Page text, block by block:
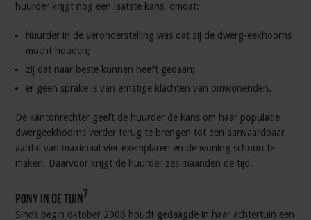
huurder krijgt nog een laatste kans, omdat:
huurder in de veronderstelling was dat zij de dwerg-eekhoorns
mocht houden;
zij dat naar beste kunnen heeft gedaan;
er geen sprake is van ernstige klachten van omwonenden.
De kantonrechter geeft de huurder de kans om haar populatie
dwergeekhoorns verder terug te brengen tot een aanvaardbaar
aantal van maximaal vier exemplaren en de woning schoon te
maken. Daarvoor krijgt de huurder zes maanden de tijd.
Pony in de tuin7
Sinds begin oktober 2006 houdt gedaagde in haar achtertuin een